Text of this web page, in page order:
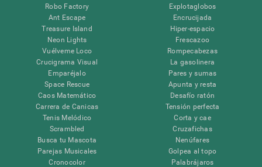
Robo Factory
Ant Escape
Treasure Island
Neon Lights
Vuélveme Loco
Crucigrama Visual
Emparéjalo
Space Rescue
Caos Matemático
Carrera de Canicas
Tenis Melódico
Scrambled
Busca tu Mascota
Parejas Musicales
Cronocolor
Explotaglobos
Encrucijada
Hiper-espacio
Frescazoo
Rompecabezas
La gasolinera
Pares y sumas
Apunta y resta
Desafío ratón
Tensión perfecta
Corta y cae
Cruzafichas
Nenúfares
Golpea al topo
Palabrájaros